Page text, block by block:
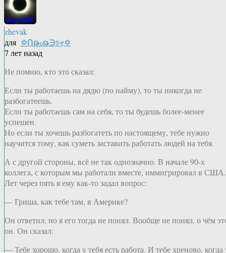
zhevak
для ✡Ոթℴթ∋চҿ✡
7 лет назад
Не помню, кто это сказал:
Если ты работаешь на дядю (по найму), то ты никогда не
разбогатеешь.
Если ты работаешь сам на себя, то ты будешь более-менее
успешен.
Но если ты хочешь разбогатеть по настоящему, тебе нужно
научится тому, как суметь заставить работать людей на тебя.
А с другой стороны, всё не так однозначно. В начале 90-х
коллега, с которым мы работали вместе, иммигрировал в США.
Лет через пять я ему как-то задал вопрос:
— Гриша, как тебе там, в Америке?
Он ответил, но я его тогда не понял. Вообще не понял, о чём
он. Он сказал:
— Тебе хорошо, когда у тебя есть работа. И тебе хреново, когда